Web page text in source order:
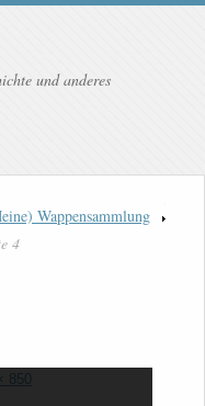
und anderes
Wappensammlung
4
850